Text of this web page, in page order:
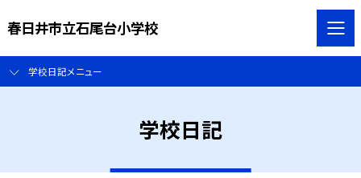
春日井市立石尾台小学校
学校日記メニュー
学校日記